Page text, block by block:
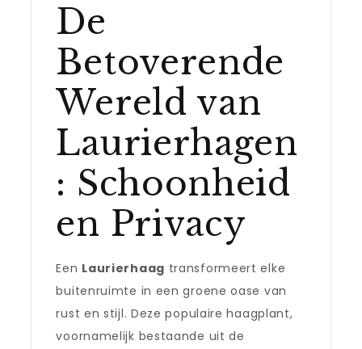
De
Betoverende
Wereld van
Laurierhagen
: Schoonheid
en Privacy
Een Laurierhaag transformeert elke
buitenruimte in een groene oase van
rust en stijl. Deze populaire haagplant,
voornamelijk bestaande uit de